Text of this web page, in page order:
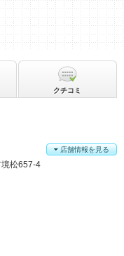
松657-4
店舗情報を見る
クチコミ